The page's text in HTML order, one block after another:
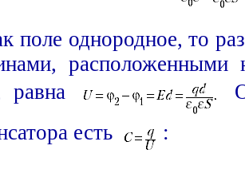
поле однородное, то
расположенными
равна
есть
: